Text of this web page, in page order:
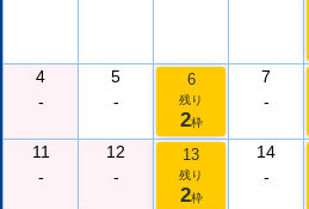
4
-
5
-
6
残り
2枠
7
-
11
-
12
-
13
残り
2枠
14
-